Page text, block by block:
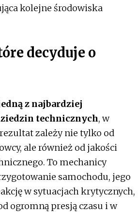
kolejne środowiska
decyduje o
z najbardziej
technicznych, w
zależy nie tylko od
ale również od jakości
To mechanicy
samochodu, jego
w sytuacjach krytycznych,
ogromną presją czasu i w